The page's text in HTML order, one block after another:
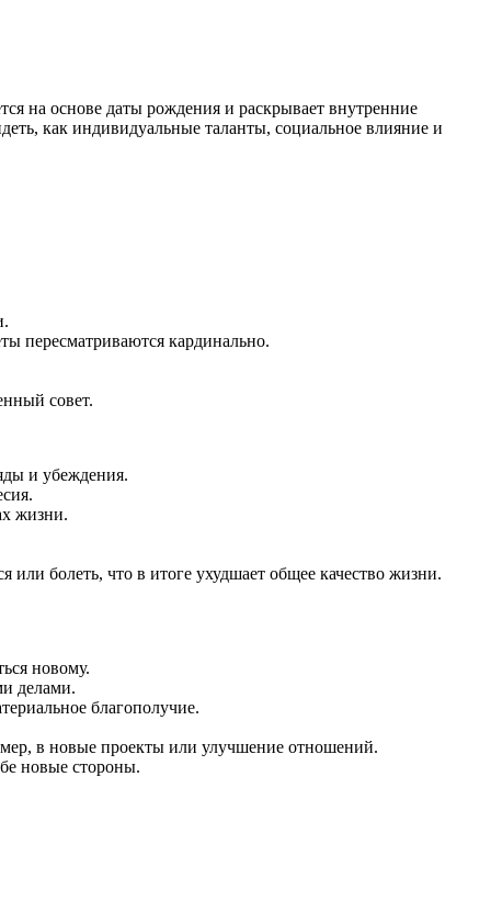
на основе даты рождения и раскрывает внутренние
как индивидуальные таланты, социальное влияние и
пересматриваются кардинально.
совет.
и убеждения.
жизни.
или болеть, что в итоге ухудшает общее качество жизни.
новому.
делами.
благополучие.
в новые проекты или улучшение отношений.
новые стороны.